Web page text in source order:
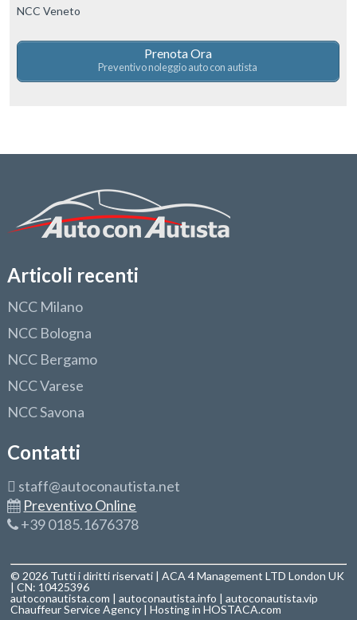
NCC Veneto
Prenota Ora
Preventivo noleggio auto con autista
Articoli recenti
NCC Milano
NCC Bologna
NCC Bergamo
NCC Varese
NCC Savona
Contatti
staff@autoconautista.net
Preventivo Online
+39 0185.1676378
© 2026 Tutti i diritti riservati | ACA 4 Management LTD London UK
| CN: 10425396
autoconautista.com |autoconautista.info |autoconautista.vip
Chauffeur Service Agency | Hosting inHOSTACA.com